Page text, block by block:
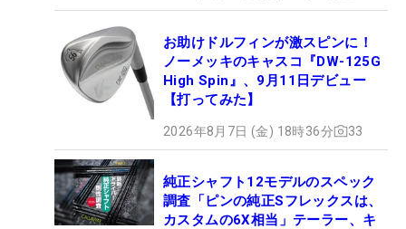
お助けドルフィンが激スピンに！
ノーメッキのキャスコ『DW-125G
High Spin』、9月11日デビュー
【打ってみた】
2026年8月7日 (金) 18時36分 33
純正シャフト12モデルのスペック
調査「ピンの純正Sフレックスは、
カスタムの6X相当」テーラー、キ